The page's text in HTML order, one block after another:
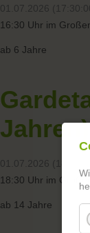
01.07.2026
16:30 Uhr im
ab 6 Jahre
Jahren)
01.07.2026
18:30 Uhr im
ab 14 Jahre